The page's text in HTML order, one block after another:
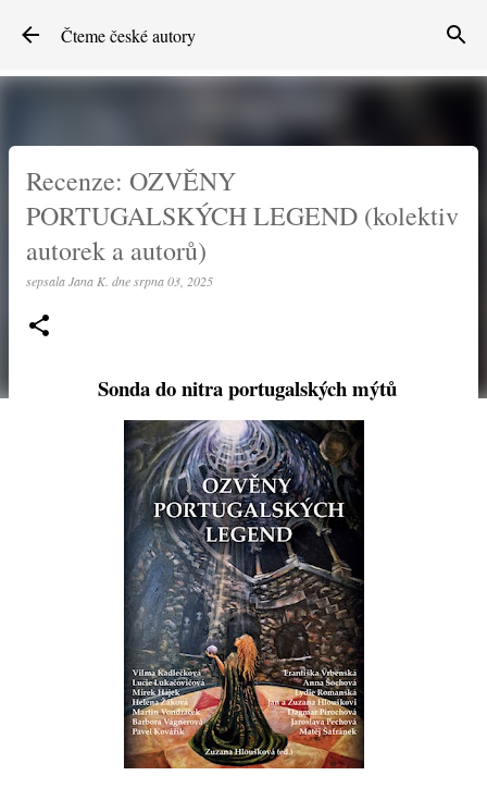
Přeskočit na hlavní obsah
Čteme české autory
Recenze: OZVĚNY
PORTUGALSKÝCH LEGEND (kolektiv
autorek a autorů)
sepsalaJana K. dnesrpna 03, 2025
Sonda do nitra portugalských mýtů